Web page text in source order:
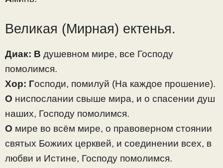
Великая (Мирная) ектенья.
Диак: В душевном мире, все Господу
помолимся.
Хор: Господи, помилуй (На каждое прошение).
О ниспослании свыше мира, и о спасении душ
наших, Господу помолимся.
О мире во всём мире, о правоверном стоянии
святых Божиих церквей, и соединении всех, в
любви и Истине, Господу помолимся.